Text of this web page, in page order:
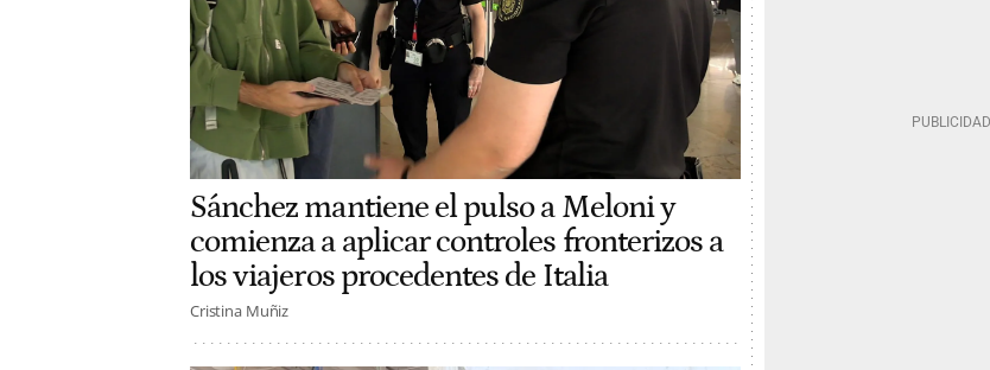
Sánchez mantiene el pulso a Meloni y
comienza a aplicar controles fronterizos a
los viajeros procedentes de Italia
Cristina Muñiz